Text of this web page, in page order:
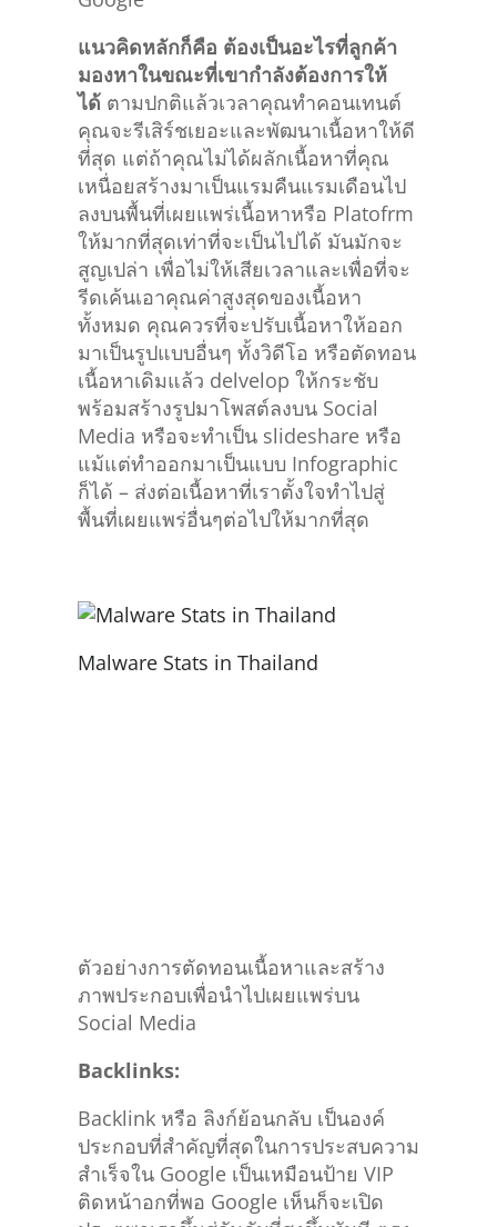
แนวคิดหลักก็คือ ต้องเป็นอะไรที่ลูกค้า
มองหาในขณะที่เขากำลังต้องการให้
ได้ตามปกติแล้วเวลาคุณทำคอนเทนต์
คุณจะรีเสิร์ชเยอะและพัฒนาเนื้อหาให้ดี
ที่สุด แต่ถ้าคุณไม่ได้ผลักเนื้อหาที่คุณ
เหนื่อยสร้างมาเป็นแรมคืนแรมเดือนไป
ลงบนพื้นที่เผยแพร่เนื้อหาหรือ Platofrm
ให้มากที่สุดเท่าที่จะเป็นไปได้ มันมักจะ
สูญเปล่า เพื่อไม่ให้เสียเวลาและเพื่อที่จะ
รีดเค้นเอาคุณค่าสูงสุดของเนื้อหา
ทั้งหมด คุณควรที่จะปรับเนื้อหาให้ออก
มาเป็นรูปแบบอื่นๆ ทั้งวิดีโอ หรือตัดทอน
เนื้อหาเดิมแล้ว delvelop ให้กระชับ
พร้อมสร้างรูปมาโพสต์ลงบน Social
Media หรือจะทำเป็น slideshare หรือ
แม้แต่ทำออกมาเป็นแบบ Infographic
ก็ได้ – ส่งต่อเนื้อหาที่เราตั้งใจทำไปสู่
พื้นที่เผยแพร่อื่นๆต่อไปให้มากที่สุด
Malware Stats in Thailand
ภาพประกอบเพื่อนำไปเผยแพร่บน
Social Media
Backlinks:
Backlink หรือ ลิงก์ย้อนกลับ เป็นองค์
ประกอบที่สำคัญที่สุดในการประสบความ
สำเร็จใน Google เป็นเหมือนป้าย VIP
ติดหน้าอกที่พอ Google เห็นก็จะเปิด
ประตูพาเราขึ้นสู่อันดับที่สูงขึ้นทันที ตรง